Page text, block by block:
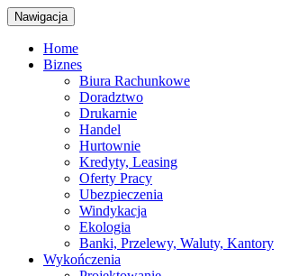
Nawigacja
Home
Biznes
Biura Rachunkowe
Doradztwo
Drukarnie
Handel
Hurtownie
Kredyty, Leasing
Oferty Pracy
Ubezpieczenia
Windykacja
Ekologia
Banki, Przelewy, Waluty, Kantory
Wykończenia